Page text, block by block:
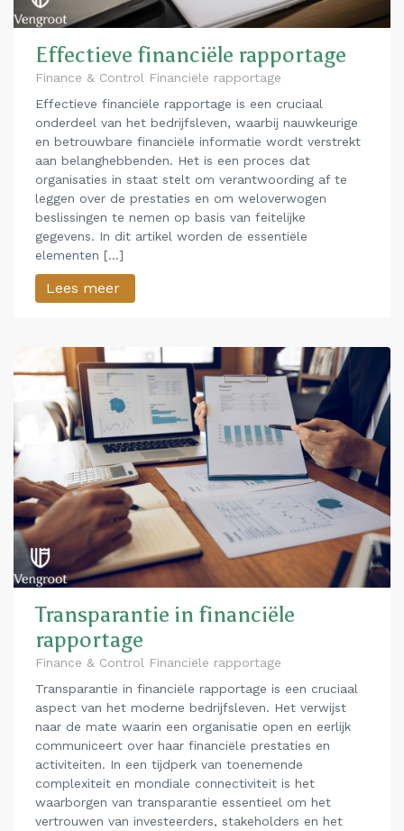
Effectieve financiële rapportage
Finance & Control Financiële rapportage
Effectieve financiële rapportage is een cruciaal
onderdeel van het bedrijfsleven, waarbij nauwkeurige
en betrouwbare financiële informatie wordt verstrekt
aan belanghebbenden. Het is een proces dat
organisaties in staat stelt om verantwoording af te
leggen over de prestaties en om weloverwogen
beslissingen te nemen op basis van feitelijke
gegevens. In dit artikel worden de essentiële
elementen […]
Lees meer
Transparantie in financiële
rapportage
Finance & Control Financiële rapportage
Transparantie in financiële rapportage is een cruciaal
aspect van het moderne bedrijfsleven. Het verwijst
naar de mate waarin een organisatie open en eerlijk
communiceert over haar financiële prestaties en
activiteiten. In een tijdperk van toenemende
complexiteit en mondiale connectiviteit is het
waarborgen van transparantie essentieel om het
vertrouwen van investeerders, stakeholders en het